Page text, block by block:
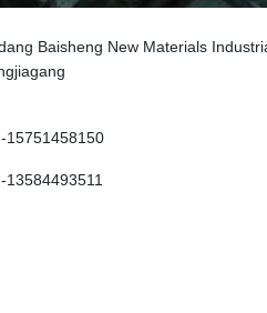
Baisheng New Materials
15751458150
13584493511